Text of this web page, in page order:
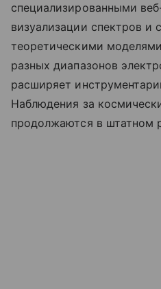
специализированными
визуализации спектров и
теоретическими
разных диапазонов
расширяет
Наблюдения за
продолжаются в штатном